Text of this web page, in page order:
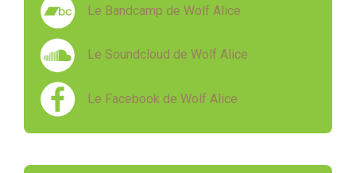
Le Bandcamp de Wolf Alice
Le Soundcloud de Wolf Alice
Le Facebook de Wolf Alice